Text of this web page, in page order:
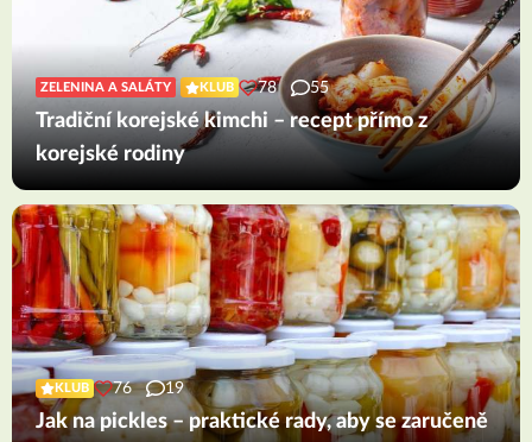
ZELENINA A SALÁTY KLUB 78 55
Tradiční korejské kimchi – recept přímo z
korejské rodiny
KLUB 76 19
Jak na pickles – praktické rady, aby se zaručeně